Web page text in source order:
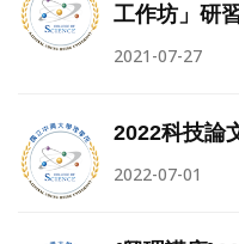
工作坊」研
2021-07-27
2022科技論
2022-07-01